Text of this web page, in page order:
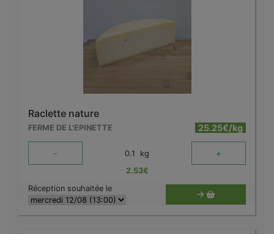
Raclette nature
FERME DE L'EPINETTE 25.25€/kg
- 0.1 kg +
2.53€
Réception souhaitée le